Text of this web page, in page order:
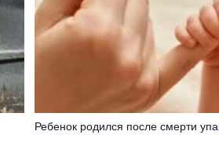
Ребенок родился после смерти